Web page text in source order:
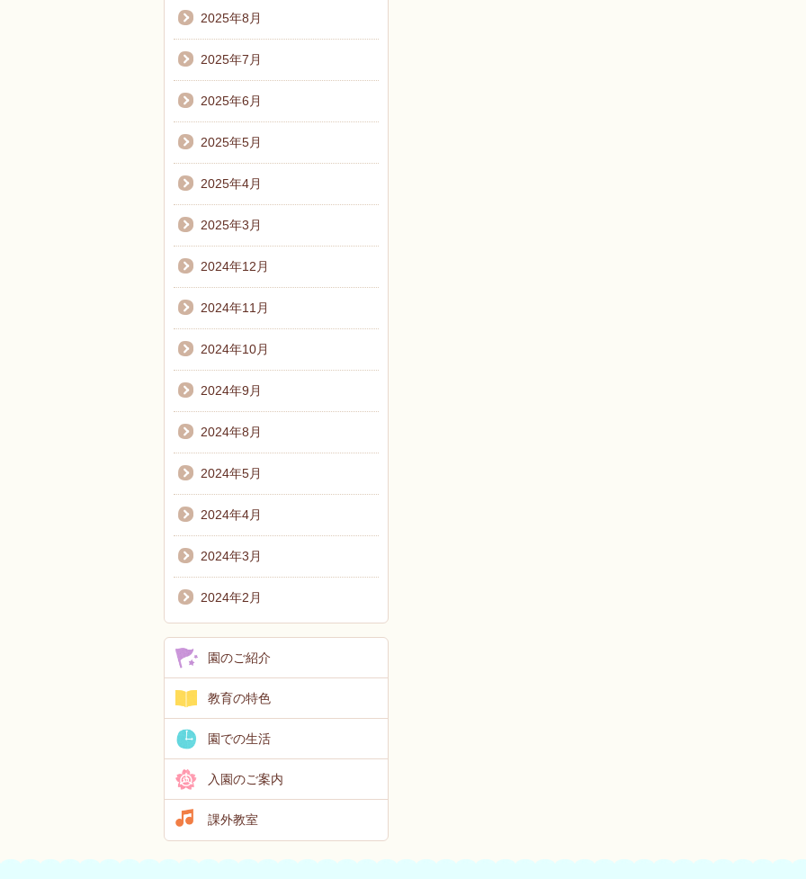
2025年8月
2025年7月
2025年6月
2025年5月
2025年4月
2025年3月
2024年12月
2024年11月
2024年10月
2024年9月
2024年8月
2024年5月
2024年4月
2024年3月
2024年2月
園のご紹介
教育の特色
園での生活
入園のご案内
課外教室